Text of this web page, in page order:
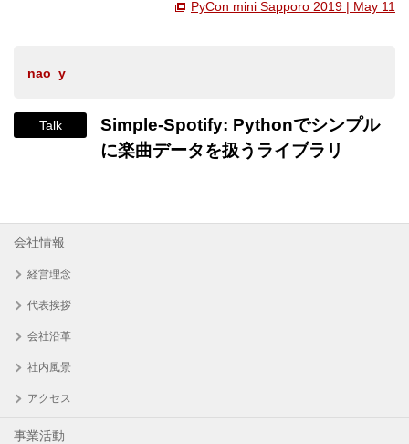
PyCon mini Sapporo 2019 | May 11
nao_y
Talk
Simple-Spotify: Pythonでシンプル
に楽曲データを扱うライブラリ
会社情報
経営理念
代表挨拶
会社沿革
社内風景
アクセス
事業活動